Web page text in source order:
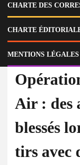
CHARTE DES
CHARTE
MENTIONS LÉGALES
Home
Actu
Opération policière à
d’échanges de tirs avec
À la Une Actu
Air : des
blessés
tirs avec